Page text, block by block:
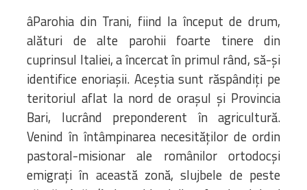
âParohia din Trani, fiind la început de drum,
alături de alte parohii foarte tinere din
cuprinsul Italiei, a încercat în primul rând, să-şi
identifice enoriaşii. Aceştia sunt răspândiţi pe
teritoriul aflat la nord de oraşul şi Provincia
Bari, lucrând preponderent în agricultură.
Venind în întâmpinarea necesităţilor de ordin
pastoral-misionar ale românilor ortodocşi
emigraţi în această zonă, slujbele de peste